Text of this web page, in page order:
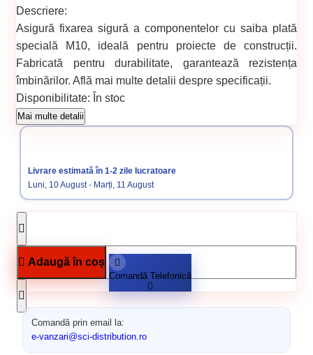
Descriere:
Asigură fixarea sigură a componentelor cu saiba plată
specială M10, ideală pentru proiecte de construcții.
Fabricată pentru durabilitate, garantează rezistența
îmbinărilor. Află mai multe detalii despre specificații.
Disponibilitate: În stoc
Cod produs: 636
Categorii:
Mai multe detalii
Livrare estimată în 1-2 zile lucratoare
Luni, 10 August - Marți, 11 August
Adaugă în coș
Comandă Telefonică
Comandă prin email la:
e-vanzari@sci-distribution.ro